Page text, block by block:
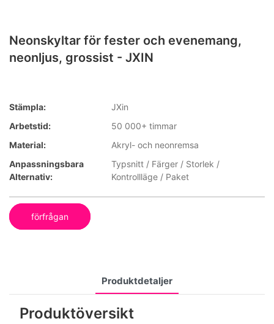
Neonskyltar för fester och evenemang,
neonljus, grossist - JXIN
Stämpla:
JXin
Arbetstid:
50 000+ timmar
Material:
Akryl- och neonremsa
Anpassningsbara
Alternativ:
Typsnitt / Färger / Storlek /
Kontrollläge / Paket
förfrågan
Produktdetaljer
Produktöversikt